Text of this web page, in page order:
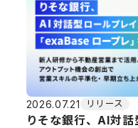
2026.07.21 リリース
りそな銀行、AI対